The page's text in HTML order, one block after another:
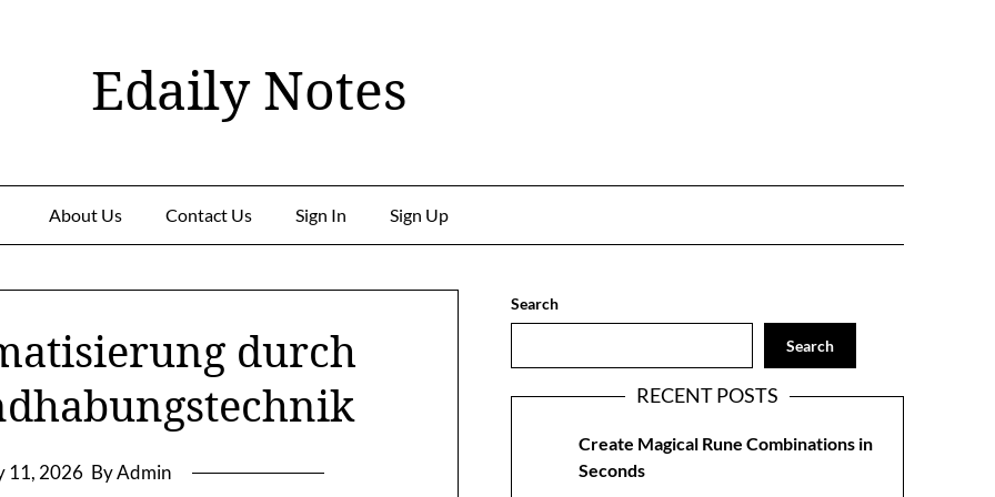
Edaily Notes
About Us Contact Us Sign In Sign Up
durch
11, 2026 By Admin
Search
Search
RECENT POSTS
Create Magical Rune Combinations in
Seconds